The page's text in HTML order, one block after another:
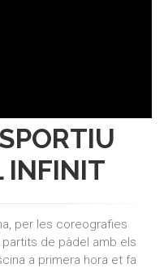
INFINIT
per les coreografies
de pàdel amb els
a primera hora et fa